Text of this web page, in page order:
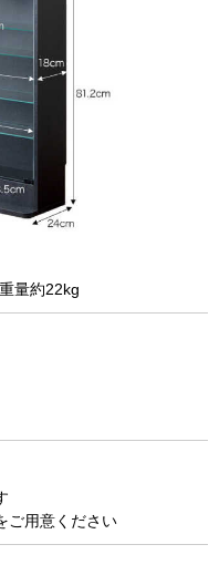
量約22kg
ご用意ください